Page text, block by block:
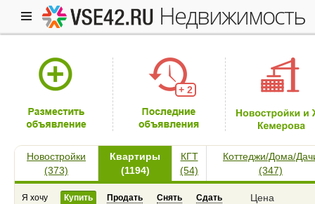
недвижимость
+ 2
Новостройки
(373)
Квартиры
(1194)
КГТ
(54)
Коттеджи/Дома/
(347)
Я хочу Купить Продать Снять Сдать Цена